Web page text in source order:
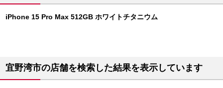
iPhone 15 Pro Max 512GB ホワイトチタニウム
宜野湾市の店舗を検索した結果を表示しています